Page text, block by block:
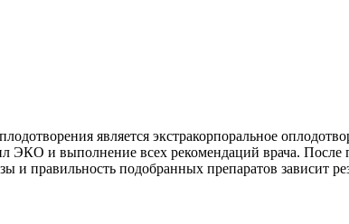
является экстракорпоральное
ЭКО и выполнение всех рекомендаций врача.
правильность подобранных препаратов зависит